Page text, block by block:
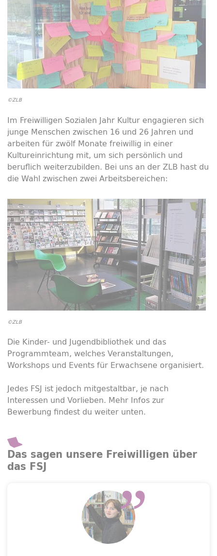
©ZLB
Im Freiwilligen Sozialen Jahr Kultur engagieren sich
junge Menschen zwischen 16 und 26 Jahren und
arbeiten für zwölf Monate freiwillig in einer
Kultureinrichtung mit, um sich persönlich und
beruflich weiterzubilden. Bei uns an der ZLB hast du
die Wahl zwischen zwei Arbeitsbereichen:
©ZLB
Die Kinder- und Jugendbibliothek und das
Programmteam, welches Veranstaltungen,
Workshops und Events für Erwachsene organisiert.
Jedes FSJ ist jedoch mitgestaltbar, je nach
Interessen und Vorlieben. Mehr Infos zur
Bewerbung findest du weiter unten.
Das sagen unsere Freiwilligen über
das FSJ